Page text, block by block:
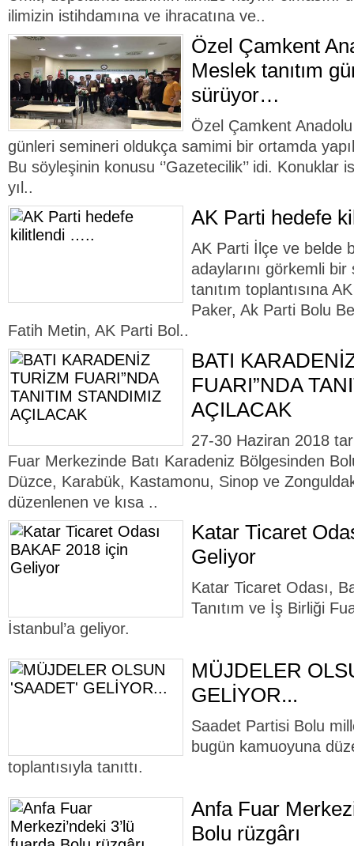
ilimizin istihdamına ve ihracatına ve..
Özel Çamkent
Meslek tanıtım
sürüyor…
Özel Çamkent
günleri semineri oldukça samimi bir ortamda
Bu söyleşinin konusu ‘’Gazetecilik’’ idi. Konuklar
yıl..
AK Parti hedefe
AK Parti İlçe ve belde
adaylarını görkemli bir
tanıtım toplantısına
Paker, Ak Parti Bolu
Fatih Metin, AK Parti Bol..
BATI
FUARI”NDA
AÇILACAK
27-30 Haziran 2018
Fuar Merkezinde Batı Karadeniz Bölgesinden
Düzce, Karabük, Kastamonu, Sinop ve
düzenlenen ve kısa ..
Katar Ticaret
Geliyor
Katar Ticaret Odası,
Tanıtım ve İş Birliği
İstanbul’a geliyor.
MÜJDELER
GELİYOR...
Saadet Partisi Bolu
bugün kamuoyuna
toplantısıyla tanıttı.
Anfa Fuar
Bolu rüzgârı